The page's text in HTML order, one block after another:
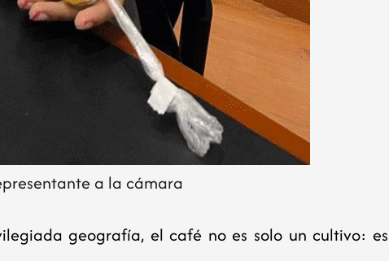
a la cámara
geografía, el café no es solo un cultivo: es